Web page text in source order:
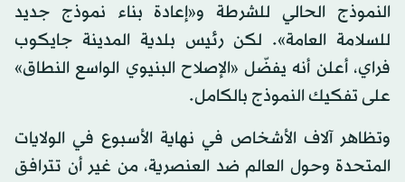
النموذج الحالي للشرطة و«إعادة بناء نموذج جديد
للسلامة العامة». لكن رئيس بلدية المدينة جايكوب
فراي، أعلن أنه يفضّل «الإصلاح البنيوي الواسع النطاق»
على تفكيك النموذج بالكامل.
وتظاهر آلاف الأشخاص في نهاية الأسبوع في الولايات
المتحدة وحول العالم ضد العنصرية، من غير أن تترافق